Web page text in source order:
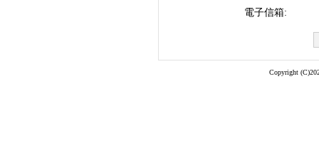
電子信箱:
Copyright